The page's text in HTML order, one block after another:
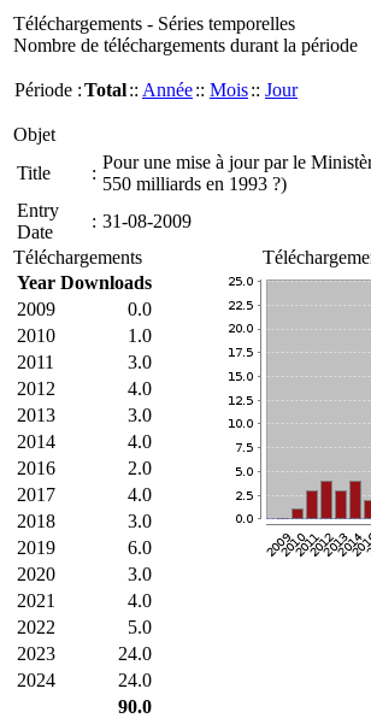
Téléchargements - Séries temporelles
Nombre de téléchargements durant la période
Période :Total:: Année:: Mois:: Jour
Objet
Title
:
Pour une mise à jour par le
550 milliards en 1993 ?)
Entry
Date
: 31-08-2009
Téléchargements
Year Downloads
2009
0.0
2010
1.0
2011
3.0
2012
4.0
2013
3.0
2014
4.0
2016
2.0
2017
4.0
2018
3.0
2019
6.0
2020
3.0
2021
4.0
2022
5.0
2023
24.0
2024
24.0
90.0